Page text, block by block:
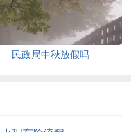
民政局中秋放假吗